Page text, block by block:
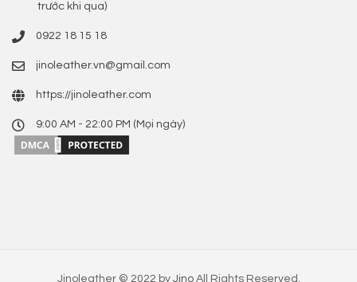
trước khi qua)
0922 18 15 18
jinoleather.vn@gmail.com
https://jinoleather.com
9:00 AM - 22:00 PM (Mọi ngày)
Jinoleather © 2022 by JinoAll Rights Reserved.